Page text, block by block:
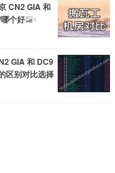
CN2 GIA 和
个好
1
GIA 和 DC9
区别对比选择